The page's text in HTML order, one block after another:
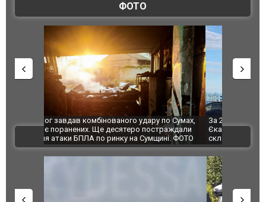
ФОТО
За 2000 кілометрів від кордону з Україною: в
Єкатеринбурзі після атаки дронів загорівся
склад Wildberries. ФОТО. ВІДЕО
"Мої
ВІДЕО